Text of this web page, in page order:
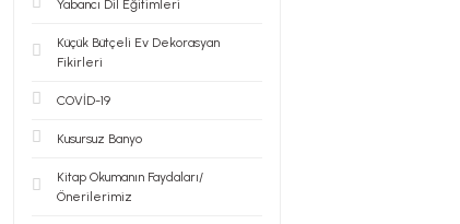
Yabancı Dil Eğitimleri
Küçük Bütçeli Ev Dekorasyan
Fikirleri
COVİD-19
Kusursuz Banyo
Kitap Okumanın Faydaları/
Önerilerimiz